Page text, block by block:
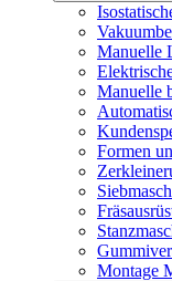
Manuelle
Manuelle
Formen
Montage